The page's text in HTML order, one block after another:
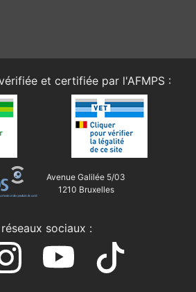
et certifiée par l'AFMPS :
Avenue Galilée 5/03
1210 Bruxelles
sociaux :